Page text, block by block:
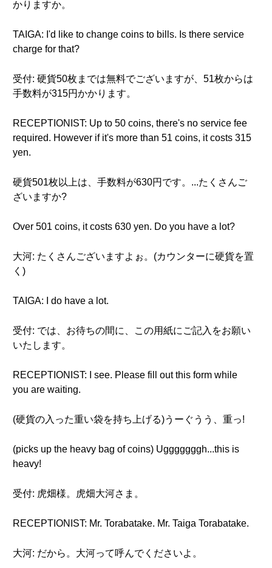
かりますか。
TAIGA: I'd like to change coins to bills. Is there service
charge for that?
受付: 硬貨50枚までは無料でございますが、51枚からは
手数料が315円かかります。
RECEPTIONIST: Up to 50 coins, there's no service fee
required. However if it's more than 51 coins, it costs 315
yen.
硬貨501枚以上は、手数料が630円です。...たくさんご
ざいますか?
Over 501 coins, it costs 630 yen. Do you have a lot?
大河: たくさんございますよぉ。(カウンターに硬貨を置
く)
TAIGA: I do have a lot.
受付: では、お待ちの間に、この用紙にご記入をお願い
いたします。
RECEPTIONIST: I see. Please fill out this form while
you are waiting.
(硬貨の入った重い袋を持ち上げる)うーぐうう、重っ!
(picks up the heavy bag of coins) Ugggggggh...this is
heavy!
受付: 虎畑様。虎畑大河さま。
RECEPTIONIST: Mr. Torabatake. Mr. Taiga Torabatake.
大河: だから。大河って呼んでくださいよ。